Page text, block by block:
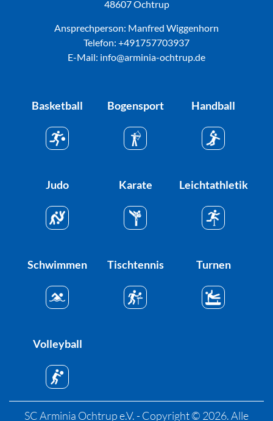
48607 Ochtrup
Ansprechperson: Manfred Wiggenhorn
Telefon: +491757703937
E-Mail: info@arminia-ochtrup.de
Basketball Bogensport Handball
Judo Karate Leichtathletik
Schwimmen Tischtennis Turnen
Volleyball
SC Arminia Ochtrup e.V. - Copyright © 2026. Alle